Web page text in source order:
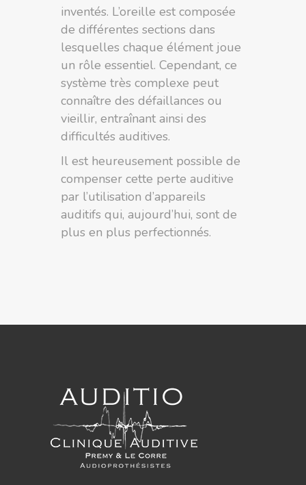
inventés. L’oreille est composée
de différentes sections dans
lesquelles chaque élément joue
un rôle essentiel. Cependant, ce
système très complexe peut
connaître des défaillances ou
vieillir, entraînant ainsi des
difficultés auditives.
Il est heureusement possible de
compenser cette perte auditive
par l’utilisation d’appareils
auditifs qui, aujourd’hui, sont de
plus en plus perfectionnés.